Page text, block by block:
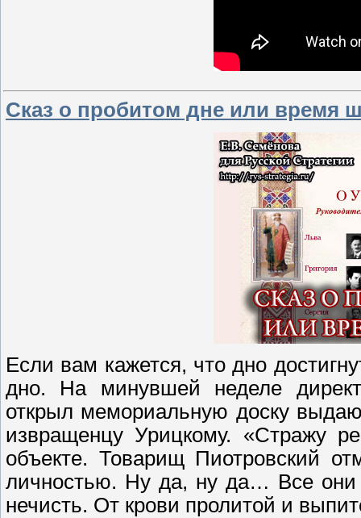
Сказ о пробитом дне или время
Если вам кажется, что дно
дно. На минувшей неделе
открыл мемориальную доску
извращенцу Урицкому. «Стражу
объекте. Товарищ Пиотровский
личностью. Ну да, ну да… Все
нечисть. От крови пролитой и